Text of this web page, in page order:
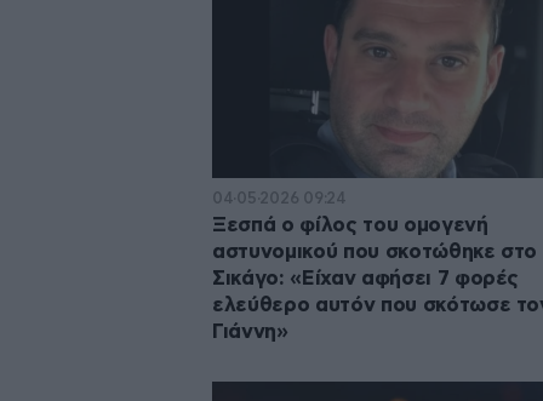
04·05·2026 09:24
Ξεσπά ο φίλος του ομογενή
αστυνομικού που σκοτώθηκε στο
Σικάγο: «Είχαν αφήσει 7 φορές
ελεύθερο αυτόν που σκότωσε
Γιάννη»